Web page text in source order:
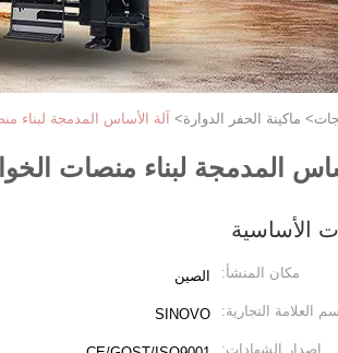
> ماكينة الحفر الدوارة> آلة الأساس المدمجة لبناء
المدمجة لبناء منصات
الأساسية
مكان المنشأ: الصين
اسم العلامة التجارية: SINOVO
إصدار الشهادات: